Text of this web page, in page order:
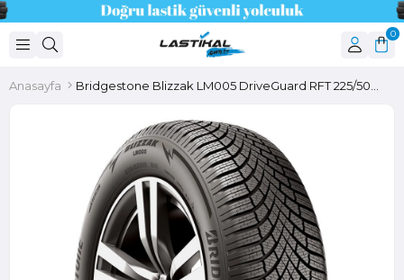
0
Anasayfa